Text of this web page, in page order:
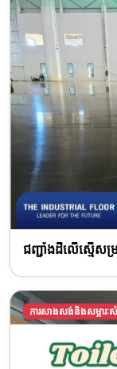
ជញ្ជាំងដីលើស្មើស
ការសាងសង់និងសម្ភារ